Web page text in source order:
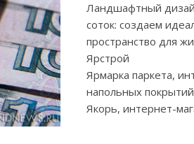
Ландшафтный
соток: создаем
пространство для
Ярстрой
Ярмарка паркета,
напольных покрытий
Якорь, интернет-